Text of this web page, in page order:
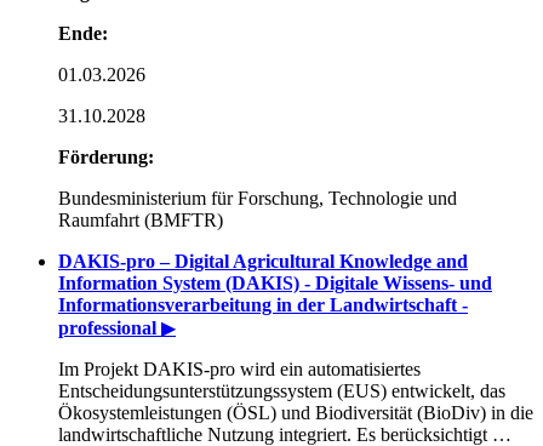
Ende:
01.03.2026
31.10.2028
Förderung:
Bundesministerium für Forschung, Technologie und
Raumfahrt (BMFTR)
DAKIS-pro – Digital Agricultural Knowledge and
Information System (DAKIS) - Digitale Wissens- und
Informationsverarbeitung in der Landwirtschaft -
professional ▶
Im Projekt DAKIS-pro wird ein automatisiertes
Entscheidungsunterstützungssystem (EUS) entwickelt, das
Ökosystemleistungen (ÖSL) und Biodiversität (BioDiv) in die
landwirtschaftliche Nutzung integriert. Es berücksichtigt …